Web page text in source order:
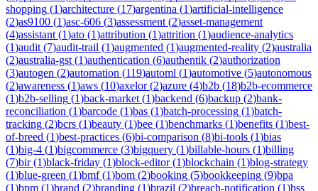
shopping (1)architecture (17)argentina (1)artificial-intelligence
(2)as9100 (1)asc-606 (3)assessment (2)asset-management
(4)assistant (1)ato (1)attribution (1)attrition (1)audience-analytics
(1)audit (7)audit-trail (1)augmented (1)augmented-reality (2)australia
(2)australia-gst (1)authentication (6)authentik (2)authorization
(3)autogen (2)automation (119)automl (1)automotive (5)autonomous
(2)awareness (1)aws (10)axelor(2)azure (4)b2b (18)b2b-ecommerce
(1)b2b-selling (1)back-market (1)backend (6)backup (2)bank-
reconciliation (1)barcode (1)bas (1)batch-processing (1)batch-
tracking (2)bcrs (1)beauty (1)bee (1)benchmarks (1)benefits (1)best-
of-breed (1)best-practices (6)bi-comparison (8)bi-tools (1)bias
(1)big-4 (1)bigcommerce (3)bigquery (1)billable-hours (1)billing
(7)bir(1)black-friday (1)block-editor(1)blockchain (1)blog-strategy
(1)blue-green (1)bmf(1)bom (2)booking (5)bookkeeping (9)bpa
(1)bpm (1)brand (2)branding (1)brazil (2)breach-notification (1)bss